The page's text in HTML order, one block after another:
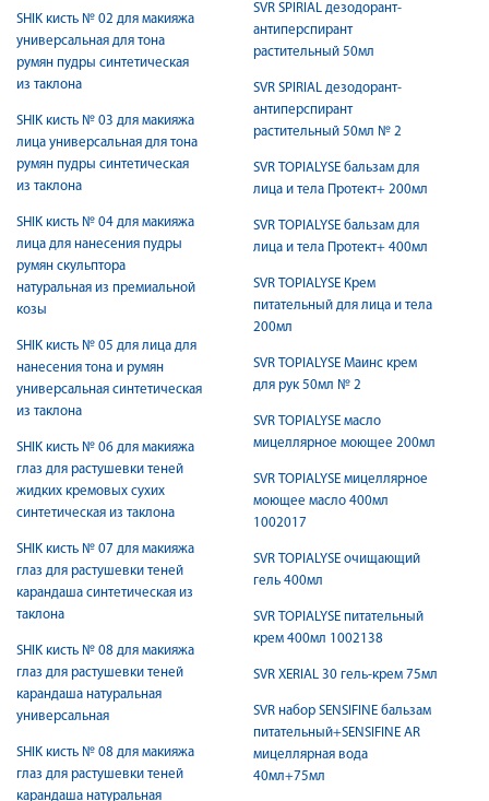
SHIK кисть № 02 для макияжа
универсальная для тона
румян пудры синтетическая
из таклона
SHIK кисть № 03 для макияжа
лица универсальная для тона
румян пудры синтетическая
из таклона
SHIK кисть № 04 для макияжа
лица для нанесения пудры
румян скульптора
натуральная из премиальной
козы
SHIK кисть № 05 для лица для
нанесения тона и румян
универсальная синтетическая
из таклона
SHIK кисть № 06 для макияжа
глаз для растушевки теней
жидких кремовых сухих
синтетическая из таклона
SHIK кисть № 07 для макияжа
глаз для растушевки теней
карандаша синтетическая из
таклона
SHIK кисть № 08 для макияжа
глаз для растушевки теней
карандаша натуральная
универсальная
SHIK кисть № 08 для макияжа
глаз для растушевки теней
карандаша натуральная
SVR SPIRIAL дезодорант-
антиперспирант
растительный 50мл
SVR SPIRIAL дезодорант-
антиперспирант
растительный 50мл № 2
SVR TOPIALYSE бальзам для
лица и тела Протект+ 200мл
SVR TOPIALYSE бальзам для
лица и тела Протект+ 400мл
SVR TOPIALYSE Крем
питательный для лица и тела
200мл
SVR TOPIALYSE Маинс крем
для рук 50мл № 2
SVR TOPIALYSE масло
мицеллярное моющее 200мл
SVR TOPIALYSE мицеллярное
моющее масло 400мл
1002017
SVR TOPIALYSE очищающий
гель 400мл
SVR TOPIALYSE питательный
крем 400мл 1002138
SVR XERIAL 30 гель-крем 75мл
SVR набор SENSIFINE бальзам
питательный+SENSIFINE AR
мицеллярная вода
40мл+75мл